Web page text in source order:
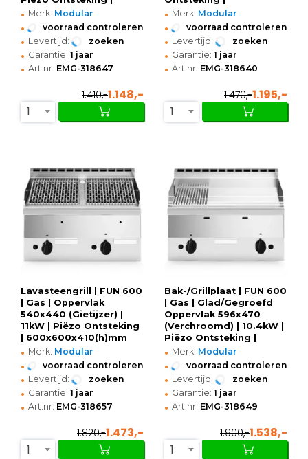
300x600x410(h)mm
• Merk: Modular
• voorraad controleren
• Levertijd: zoeken
• Garantie: 1 jaar
• Art.nr: EMG-318647
1.410,-1.148,-
1
600x600x410(h)mm
• Merk: Modular
• voorraad controleren
• Levertijd: zoeken
• Garantie: 1 jaar
• Art.nr: EMG-318640
1.470,-1.195,-
1
Lavasteengrill | FUN 600
| Gas | Oppervlak
540x440 (Gietijzer) |
11kW | Piëzo Ontsteking
| 600x600x410(h)mm
• Merk: Modular
• voorraad controleren
• Levertijd: zoeken
• Garantie: 1 jaar
• Art.nr: EMG-318657
1.820,-1.473,-
1
Bak-/Grillplaat | FUN 600
| Gas | Glad/Gegroefd
Oppervlak 596x470
(Verchroomd) | 10.4kW |
Piëzo Ontsteking |
600x600x410(h)mm
• Merk: Modular
• voorraad controleren
• Levertijd: zoeken
• Garantie: 1 jaar
• Art.nr: EMG-318649
1.900,-1.538,-
1